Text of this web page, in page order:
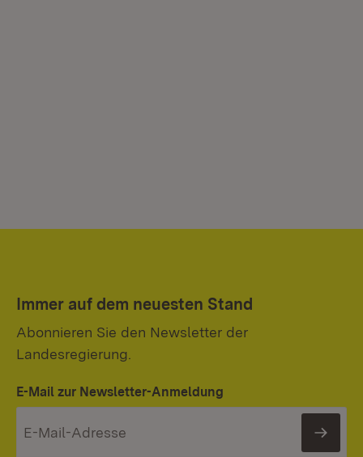
Immer auf dem neuesten Stand
Abonnieren Sie den Newsletter der
Landesregierung.
E-Mail zur Newsletter-Anmeldung